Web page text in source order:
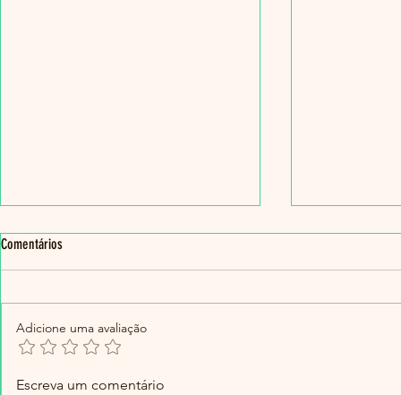
Dois títulos de Vice-Campeão!
Comentários
Adicione uma avaliação
Escreva um comentário